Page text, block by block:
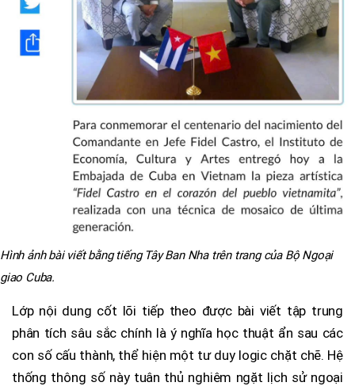
Hình ảnh bài viết bằng tiếng Tây Ban Nha trên trang của Bộ Ngoại
giao Cuba.
Lớp nội dung cốt lõi tiếp theo được bài viết tập trung
phân tích sâu sắc chính là ý nghĩa học thuật ẩn sau các
con số cấu thành, thể hiện một tư duy logic chặt chẽ. Hệ
thống thông số này tuân thủ nghiêm ngặt lịch sử ngoại